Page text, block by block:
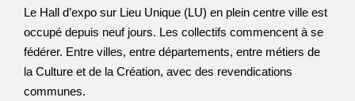
Le Hall d’expo sur Lieu Unique (LU) en plein centre ville est
occupé depuis neuf jours. Les collectifs commencent à se
fédérer. Entre villes, entre départements, entre métiers de
la Culture et de la Création, avec des revendications
communes.